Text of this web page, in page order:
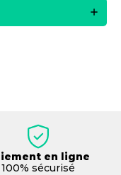
en ligne
100% sécurisé